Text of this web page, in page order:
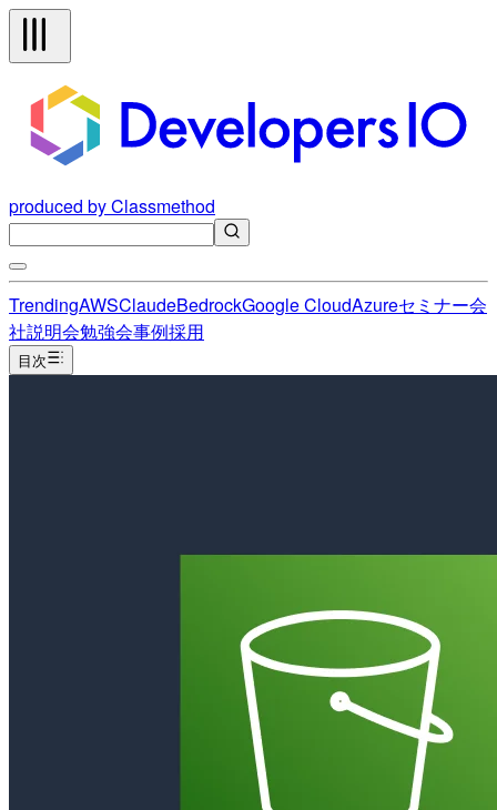
produced by Classmethod
TrendingAWSClaudeBedrockGoogle CloudAzureセミナー会
社説明会勉強会事例採用
目次